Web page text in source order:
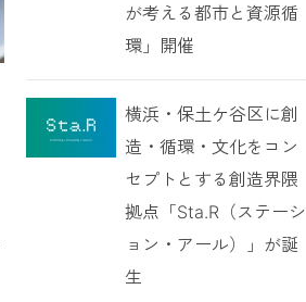
が考える都市と資源循
環」開催
横浜・保土ケ谷区に創
造・循環・文化をコン
セプトとする創造界隈
拠点「Sta.R（ステーシ
ョン・アール）」が誕
生